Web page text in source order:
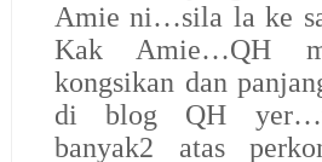
Amie ni…sila la ke
Kak Amie…QH
kongsikan dan
di blog QH
banyak2 atas